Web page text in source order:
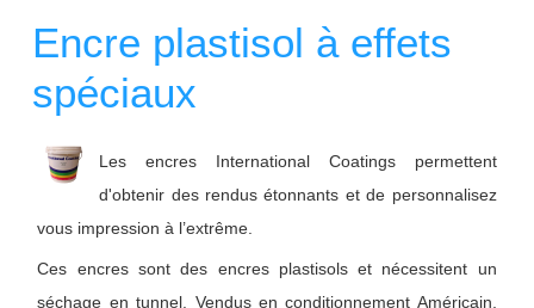
Encre plastisol à effets
spéciaux
Les encres International Coatings permettent
d'obtenir des rendus étonnants et de personnalisez
vous impression à l’extrême.
Ces encres sont des encres plastisols et nécessitent un
séchage en tunnel. Vendus en conditionnement Américain,